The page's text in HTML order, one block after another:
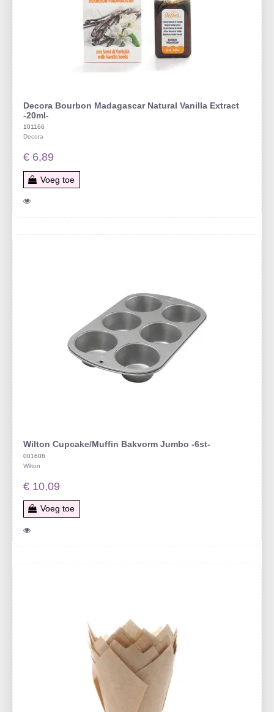
Decora Bourbon Madagascar Natural Vanilla Extract
-20ml-
101166
Decora
€ 6,89
Voeg toe
Wilton Cupcake/Muffin Bakvorm Jumbo -6st-
001608
Wilton
€ 10,09
Voeg toe